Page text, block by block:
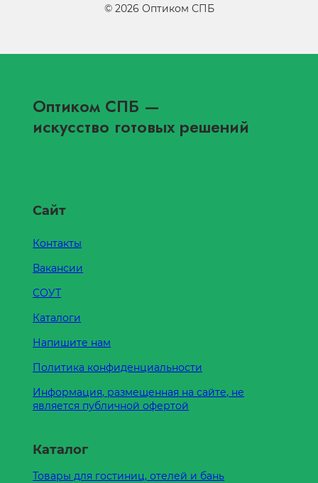
© 2026 Оптиком СПБ
Оптиком СПБ —
искусство готовых решений
Сайт
Контакты
Вакансии
СОУТ
Каталоги
Напишите нам
Политика конфиденциальности
Информация, размещенная на сайте, не
является публичной офертой
Каталог
Товары для гостиниц, отелей и бань